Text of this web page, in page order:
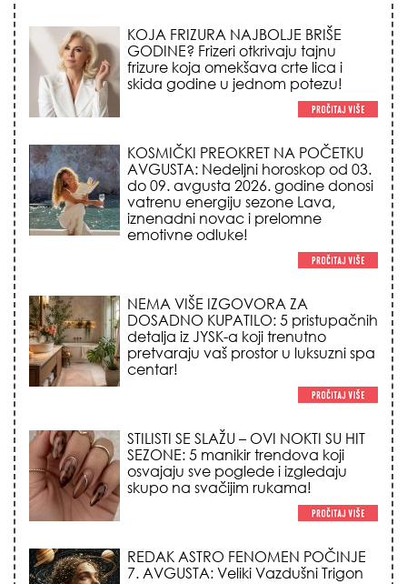
KOSMIČKI PREOKRET NA POČETKU
AVGUSTA: Nedeljni horoskop od 03.
do 09. avgusta 2026. godine donosi
vatrenu energiju sezone Lava,
iznenadni novac i prelomne
NEMA VIŠE IZGOVORA ZA
DOSADNO KUPATILO: 5 pristupačnih
detalja iz JYSK-a koji trenutno
pretvaraju vaš prostor u luksuzni spa
STILISTI SE SLAŽU – OVI NOKTI SU HIT
SEZONE: 5 manikir trendova koji
osvajaju sve poglede i izgledaju
skupo na svačijim rukama!
REDAK ASTRO FENOMEN POČINJE
7. AVGUSTA: Veliki Vazdušni Trigon
otvara kapiju sreće i menja sudbinu
za 3 znaka!
LJUDI U SRBIJI MASOVNO KUPUJU
OVO ČUDO OD 200 DINARA: Trik sa